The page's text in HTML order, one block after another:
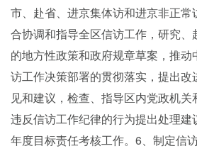
市、赴省、进京集体访和进京非正
合协调和指导全区信访工作，研究
的地方性政策和政府规章草案，推
访工作决策部署的贯彻落实，提出
见和建议，检查、指导区内党政机
违反信访工作纪律的行为提出处理
年度目标责任考核工作。6、制定信